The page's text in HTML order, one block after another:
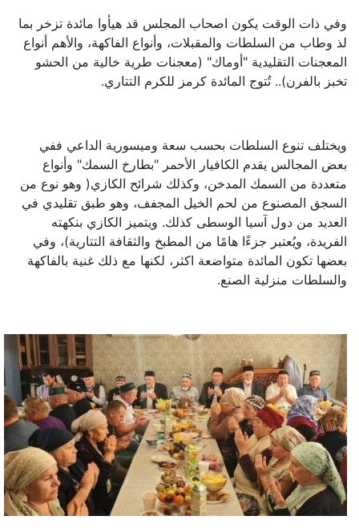
وفي ذات الوقت يكون اصحاب المجلس قد هيأوا مائدة تزخر بما
لذ وطاب من السلطات والمقبلات، وأنواع الفاكهة، والأهم أنواع
المعجنات التقليدية "أوماك" (معجنات طرية خالية من الحشو
تخبز بالفرن).. تُتوج المائدة كرمز للكرم التتاري.
ويختلف تنوع السلطات بحسب سعة وميسورية الداعي ففي
بعض المجالس يقدم الكافيار الأحمر "بطارخ السمك" وأنواع
متعددة من السمك المدخن، وكذلك شرائح الكازي( وهو نوع من
السجق المصنوع من لحم الخيل المجفف، وهو طبق تقليدي في
العديد من دول آسيا الوسطى كذلك. ويتميز الكازي بنكهته
الفريدة، ويُعتبر جزءًا هامًا من المطبخ والثقافة التتارية)، وفي
بعضها تكون المائدة متواضعة اكثر، لكنها مع ذلك غنية بالفاكهة
والسلطات منزلية الصنع.